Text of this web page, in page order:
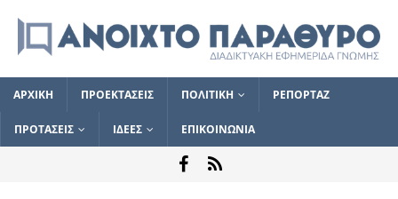
ΑΡΧΙΚΗ ΠΡΟΕΚΤΑΣΕΙΣ ΠΟΛΙΤΙΚΗ ΡΕΠΟΡΤΑΖ
ΠΡΟΤΑΣΕΙΣ ΙΔΕΕΣ ΕΠΙΚΟΙΝΩΝΙΑ